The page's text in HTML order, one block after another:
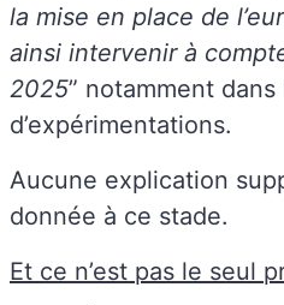
la mise en place de
ainsi intervenir à
2025” notamment dans
d’expérimentations.
Aucune explication
donnée à ce stade.
Et ce n’est pas le seul